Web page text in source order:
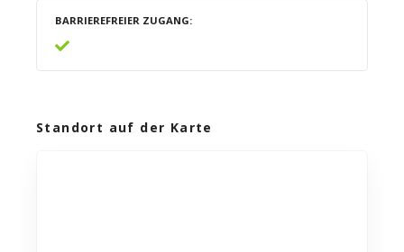
BARRIEREFREIER ZUGANG
Standort auf der Karte